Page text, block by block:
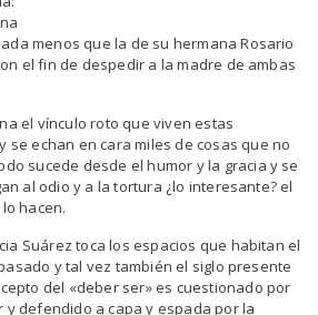
menos que la de su hermana Rosario
el fin de despedir a la madre de ambas
el vínculo roto que viven estas
se echan en cara miles de cosas que no
sucede desde el humor y la gracia y se
al odio y a la tortura ¿lo interesante? el
hacen.
Suárez toca los espacios que habitan el
y tal vez también el siglo presente
del «deber ser» es cuestionado por
y defendido a capa y espada por la